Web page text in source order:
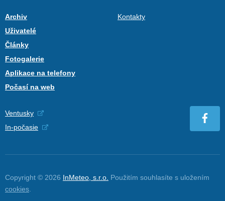
Archiv
Uživatelé
Články
Fotogalerie
Aplikace na telefony
Počasí na web
Kontakty
Ventusky
In-počasie
Copyright © 2026 InMeteo, s.r.o. Použitím souhlasíte s uložením
cookies